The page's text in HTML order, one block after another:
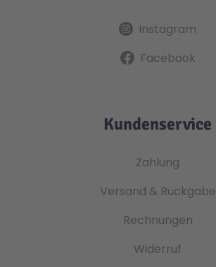
Instagram
Facebook
Kundenservice
Zahlung
Versand & Rückgabe
Rechnungen
Widerruf